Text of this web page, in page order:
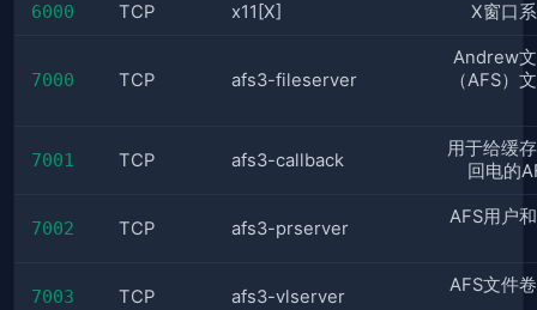
6000 TCP x11[X] X窗口
7000 TCP afs3-fileserver
Andrew
（AFS）
7001 TCP afs3-callback
用于给缓
回电的
7002 TCP afs3-prserver
AFS用户
7003 TCP afs3-vlserver
AFS文件